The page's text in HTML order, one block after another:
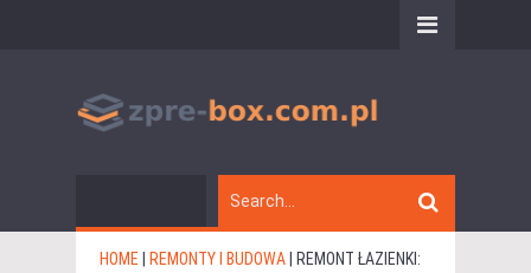
HOME REMONTY I BUDOWA
REMONT ŁAZIENKI: